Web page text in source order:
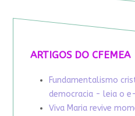
ARTIGOS DO CFEMEA
Fundamentalismo
democracia - leia o
Viva Maria revive